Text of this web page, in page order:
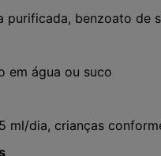
purificada, benzoato de
em água ou suco
ml/dia, crianças